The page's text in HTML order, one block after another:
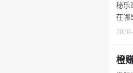
秘乐
在哪
橙